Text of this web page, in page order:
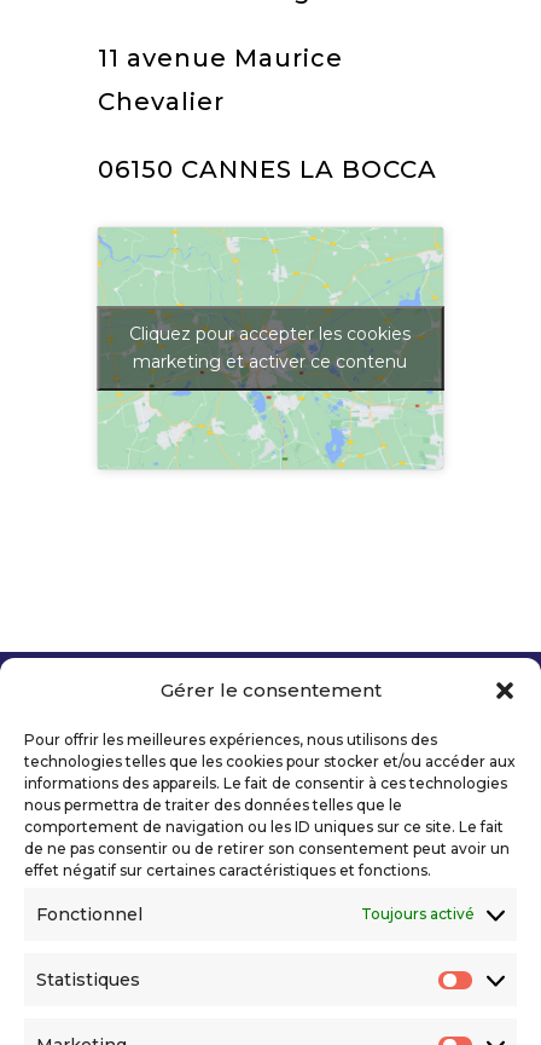
Gérer le consentement
Pour offrir les meilleures expériences, nous utilisons des
technologies telles que les cookies pour stocker et/ou accéder aux
informations des appareils. Le fait de consentir à ces technologies
nous permettra de traiter des données telles que le
comportement de navigation ou les ID uniques sur ce site. Le fait
de ne pas consentir ou de retirer son consentement peut avoir un
effet négatif sur certaines caractéristiques et fonctions.
Fonctionnel Toujours activé
Statistiques
11 avenue Maurice
Chevalier
06150 CANNES LA BOCCA
Cliquez pour accepter les cookies
marketing et activer ce contenu
Mentions légales
Politique de confidentialité
Déclaration d’accessibilité numérique
Ils nous soutiennent